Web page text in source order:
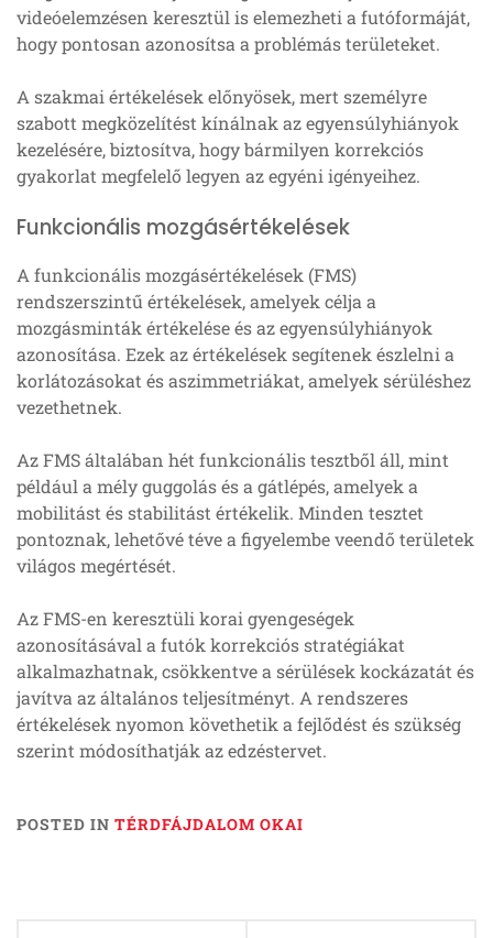
videóelemzésen keresztül is elemezheti a futóformáját,
hogy pontosan azonosítsa a problémás területeket.
A szakmai értékelések előnyösek, mert személyre
szabott megközelítést kínálnak az egyensúlyhiányok
kezelésére, biztosítva, hogy bármilyen korrekciós
gyakorlat megfelelő legyen az egyéni igényeihez.
Funkcionális mozgásértékelések
A funkcionális mozgásértékelések (FMS)
rendszerszintű értékelések, amelyek célja a
mozgásminták értékelése és az egyensúlyhiányok
azonosítása. Ezek az értékelések segítenek észlelni a
korlátozásokat és aszimmetriákat, amelyek sérüléshez
vezethetnek.
Az FMS általában hét funkcionális tesztből áll, mint
például a mély guggolás és a gátlépés, amelyek a
mobilitást és stabilitást értékelik. Minden tesztet
pontoznak, lehetővé téve a figyelembe veendő területek
világos megértését.
Az FMS-en keresztüli korai gyengeségek
azonosításával a futók korrekciós stratégiákat
alkalmazhatnak, csökkentve a sérülések kockázatát és
javítva az általános teljesítményt. A rendszeres
értékelések nyomon követhetik a fejlődést és szükség
szerint módosíthatják az edzéstervet.
POSTED IN TÉRDFÁJDALOM OKAI